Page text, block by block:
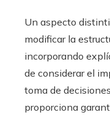
Un aspecto
modificar la
incorporando
de considerar el
toma de
proporciona